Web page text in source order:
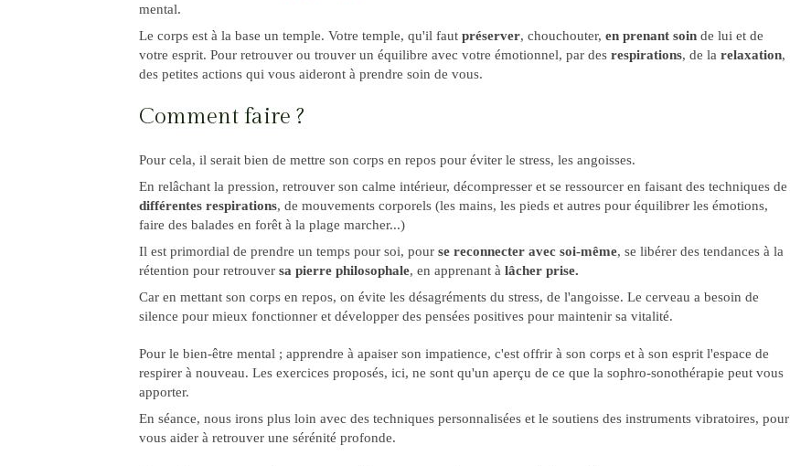
mental.
Le corps est à la base un temple. Votre temple, qu'il faut préserver, chouchouter, en prenant soin de lui et de
votre esprit. Pour retrouver ou trouver un équilibre avec votre émotionnel, par des respirations, de la relaxation,
des petites actions qui vous aideront à prendre soin de vous.
Comment faire ?
Pour cela, il serait bien de mettre son corps en repos pour éviter le stress, les angoisses.
En relâchant la pression, retrouver son calme intérieur, décompresser et se ressourcer en faisant des techniques de
différentes respirations, de mouvements corporels (les mains, les pieds et autres pour équilibrer les émotions,
faire des balades en forêt à la plage marcher...)
Il est primordial de prendre un temps pour soi, pour se reconnecter avec soi-même, se libérer des tendances à la
rétention pour retrouver sa pierre philosophale, en apprenant à lâcher prise.
Car en mettant son corps en repos, on évite les désagréments du stress, de l'angoisse. Le cerveau a besoin de
silence pour mieux fonctionner et développer des pensées positives pour maintenir sa vitalité.
Pour le bien-être mental ; apprendre à apaiser son impatience, c'est offrir à son corps et à son esprit l'espace de
respirer à nouveau. Les exercices proposés, ici, ne sont qu'un aperçu de ce que la sophro-sonothérapie peut vous
apporter.
En séance, nous irons plus loin avec des techniques personnalisées et le soutiens des instruments vibratoires, pour
vous aider à retrouver une sérénité profonde.